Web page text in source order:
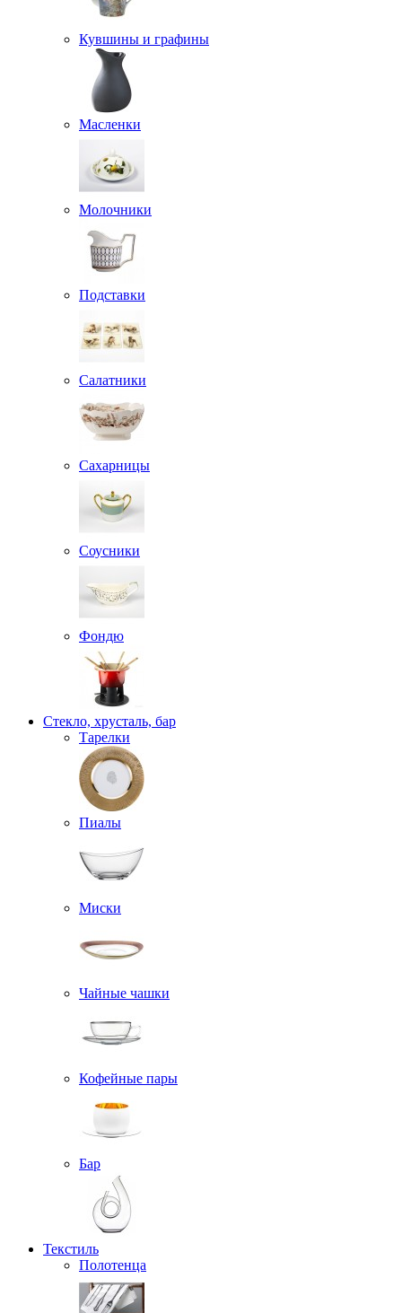
Кувшины и графины
Масленки
Молочники
Подставки
Салатники
Сахарницы
Соусники
Фондю
Стекло, хрусталь, бар
Тарелки
Пиалы
Миски
Чайные чашки
Кофейные пары
Бар
Текстиль
Полотенца